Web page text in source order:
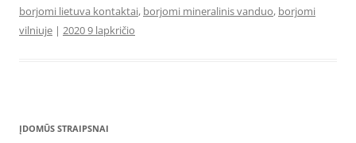
borjomi lietuva kontaktai, borjomi mineralinis vanduo, borjomi
vilniuje | 2020 9 lapkričio
ĮDOMŪS STRAIPSNAI